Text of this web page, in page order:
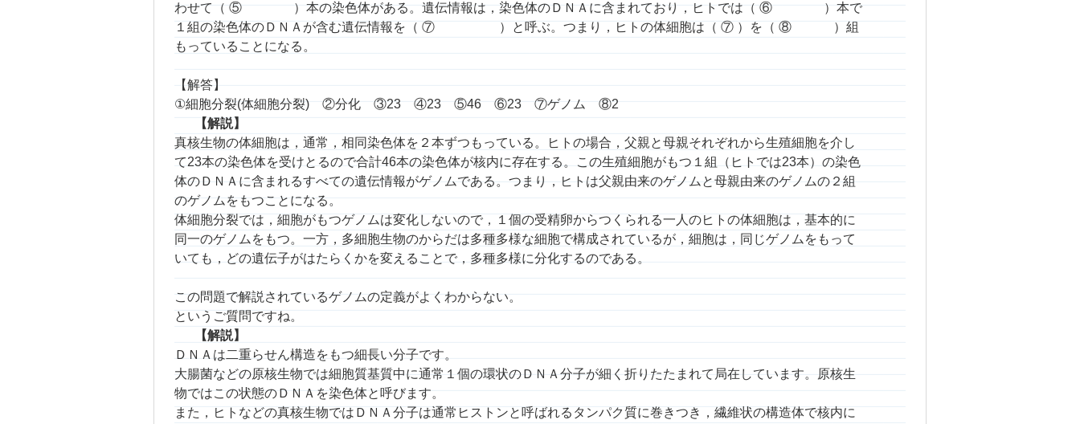
わせて（ ⑤ ）本の染色体がある。遺伝情報は，染色体のＤＮＡに含まれており，ヒトでは（ ⑥ ）本で
１組の染色体のＤＮＡが含む遺伝情報を（ ⑦ ）と呼ぶ。つまり，ヒトの体細胞は（ ⑦ ）を（ ⑧ ）組
もっていることになる。
【解答】
①細胞分裂(体細胞分裂) ②分化 ③23 ④23 ⑤46 ⑥23 ⑦ゲノム ⑧2
【解説】
真核生物の体細胞は，通常，相同染色体を２本ずつもっている。ヒトの場合，父親と母親それぞれから生殖細胞を介し
て23本の染色体を受けとるので合計46本の染色体が核内に存在する。この生殖細胞がもつ１組（ヒトでは23本）の染色
体のＤＮＡに含まれるすべての遺伝情報がゲノムである。つまり，ヒトは父親由来のゲノムと母親由来のゲノムの２組
のゲノムをもつことになる。
体細胞分裂では，細胞がもつゲノムは変化しないので，１個の受精卵からつくられる一人のヒトの体細胞は，基本的に
同一のゲノムをもつ。一方，多細胞生物のからだは多種多様な細胞で構成されているが，細胞は，同じゲノムをもって
いても，どの遺伝子がはたらくかを変えることで，多種多様に分化するのである。
この問題で解説されているゲノムの定義がよくわからない。
というご質問ですね。
【解説】
ＤＮＡは二重らせん構造をもつ細長い分子です。
大腸菌などの原核生物では細胞質基質中に通常１個の環状のＤＮＡ分子が細く折りたたまれて局在しています。原核生
物ではこの状態のＤＮＡを染色体と呼びます。
また，ヒトなどの真核生物ではＤＮＡ分子は通常ヒストンと呼ばれるタンパク質に巻きつき，繊維状の構造体で核内に